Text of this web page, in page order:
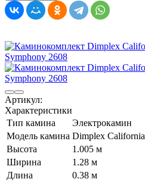
Артикул:
Характеристики
Тип камина
Электрокамин
Модель камина Dimplex California
Высота
1.005 м
Ширина
1.28 м
Длина
0.38 м